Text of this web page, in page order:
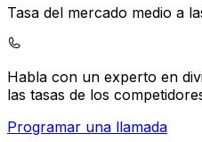
Tasa del mercado medio a
Habla con un experto en
las tasas de los
Programar una llamada